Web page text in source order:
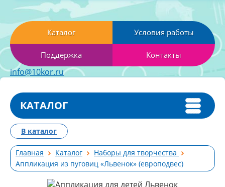
Каталог Условия работы
Поддержка Контакты
info@10kor.ru
КАТАЛОГ
Главная Каталог
Наборы для творчества
Аппликация из пуговиц «Львенок» (европодвес)
В каталог